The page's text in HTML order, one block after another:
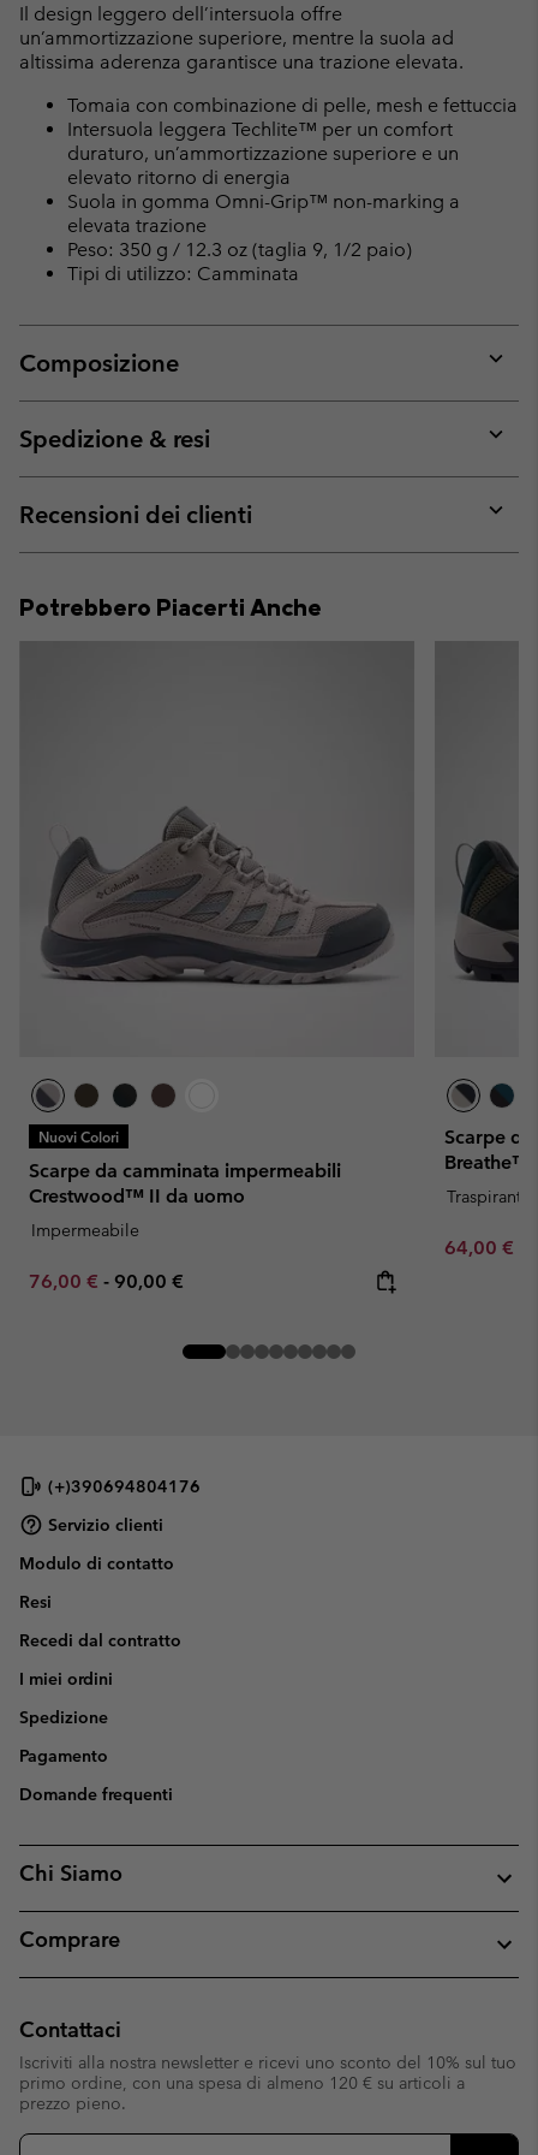
Il design leggero dell’intersuola offre
un’ammortizzazione superiore, mentre la suola ad
altissima aderenza garantisce una trazione elevata.
Tomaia con combinazione di pelle, mesh e fettuccia
Intersuola leggera Techlite™ per un comfort
duraturo, un’ammortizzazione superiore e un
elevato ritorno di energia
Suola in gomma Omni-Grip™ non-marking a
elevata trazione
Peso: 350 g / 12.3 oz (taglia 9, 1/2 paio)
Tipi di utilizzo: Camminata
Composizione
or
Spedizione & resi
or
Recensioni dei clienti
or
Potrebbero Piacerti Anche
Nuovi Colori
Scarpe da camminata impermeabili
Crestwood™ II da uomo
Impermeabile
Minimum sale price:
76,00 € - Maximum price:
90,00 €
Scarpe
Breathe™
Traspirante
Minimum
64,00 €
(+)390694804176
Servizio clienti
Modulo di contatto
Resi
Recedi dal contratto
I miei ordini
Spedizione
Pagamento
Domande frequenti
Chi Siamo
Comprare
Contattaci
Iscriviti alla nostra newsletter e ricevi uno sconto del 10% sul tuo
primo ordine, con una spesa di almeno 120 € su articoli a
prezzo pieno.
Iscrizione